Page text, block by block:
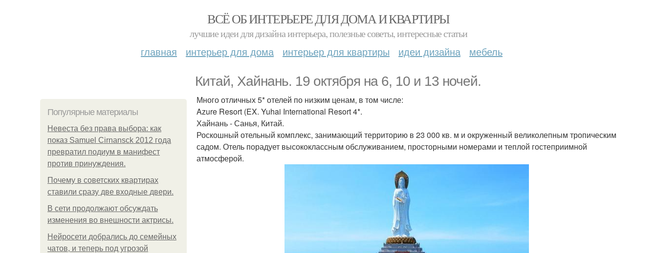
ВСЁ ОБ ИНТЕРЬЕРЕ ДЛЯ ДОМА И КВАРТИРЫ
лучшие идеи для дизайна интерьера, полезные советы, интересные статьи
главная интерьер для дома интерьер для квартиры идеи дизайна мебель
Китай, Хайнань. 19 октября на 6, 10 и 13 ночей.
Популярные материалы
Невеста без права выбора: как
показ Samuel Cirnansck 2012 года
превратил подиум в манифест
против принуждения.
Почему в советских квартирах
ставили сразу две входные двери.
В сети продолжают обсуждать
изменения во внешности актрисы.
Нейросети добрались до семейных
чатов, и теперь под угрозой
Много отличных 5* отелей по низким ценам, в том числе:
Azure Resort (EX. Yuhai International Resort 4*.
Хайнань - Санья, Китай.
Роскошный отельный комплекс, занимающий территорию в 23 000 кв. м и окруженный великолепным тропическим
садом. Отель порадует высококлассным обслуживанием, просторными номерами и теплой гостеприимной
атмосферой.